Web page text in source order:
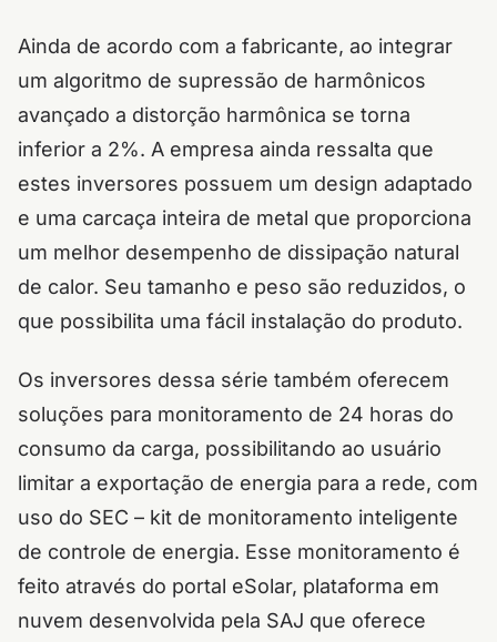
Ainda de acordo com a fabricante, ao integrar
um algoritmo de supressão de harmônicos
avançado a distorção harmônica se torna
inferior a 2%. A empresa ainda ressalta que
estes inversores possuem um design adaptado
e uma carcaça inteira de metal que proporciona
um melhor desempenho de dissipação natural
de calor. Seu tamanho e peso são reduzidos, o
que possibilita uma fácil instalação do produto.
Os inversores dessa série também oferecem
soluções para monitoramento de 24 horas do
consumo da carga, possibilitando ao usuário
limitar a exportação de energia para a rede, com
uso do SEC – kit de monitoramento inteligente
de controle de energia. Esse monitoramento é
feito através do portal eSolar, plataforma em
nuvem desenvolvida pela SAJ que oferece